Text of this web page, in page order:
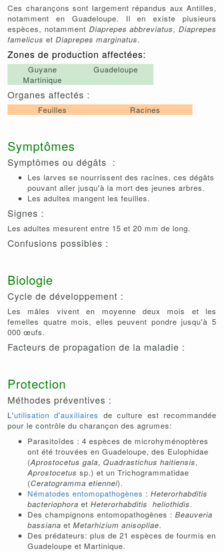
Ces charançons sont largement répandus aux Antilles,
notamment en Guadeloupe. Il en existe plusieurs
espèces, notamment Diaprepes abbreviatus, Diaprepes
famelicus et Diaprepes marginatus.
Zones de production affectées:
Guyane
Guadeloupe
Martinique
Organes affectés :
Feuilles Racines
Symptômes
Symptômes ou dégâts :
Les larves se nourrissent des racines, ces dégâts
pouvant aller jusqu'à la mort des jeunes arbres.
Les adultes mangent les feuilles.
Signes :
Les adultes mesurent entre 15 et 20 mm de long.
Confusions possibles :
Biologie
Cycle de développement :
Les mâles vivent en moyenne deux mois et les
femelles quatre mois, elles peuvent pondre jusqu'à 5
000 œufs.
Facteurs de propagation de la maladie :
Protection
Méthodes préventives :
L'utilisation d'auxiliaires de culture est recommandée
pour le contrôle du charançon des agrumes:
Parasitoïdes : 4 espèces de microhyménoptères
ont été trouvées en Guadeloupe, des Eulophidae
(Aprostocetus gala, Quadrastichus haitiensis,
Aprostocetus sp.) et un Trichogrammatidae
(Ceratogramma etiennei).
Nématodes entomopathogènes : Heterorhabditis
bacteriophora et Heterorhabditis heliothidis.
Des champignons entomopathogènes : Beauveria
bassiana et Metarhizium anisopliae.
Des prédateurs: plus de 21 espèces de fourmis en
Guadeloupe et Martinique.